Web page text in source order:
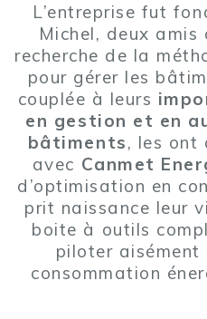
L’entreprise fut
Michel, deux
recherche de la
pour gérer les
couplée à leurs
en gestion et en
bâtiments, les ont
avec Canmet
d’optimisation en
prit naissance leur
boite à outils
piloter aisément
consommation